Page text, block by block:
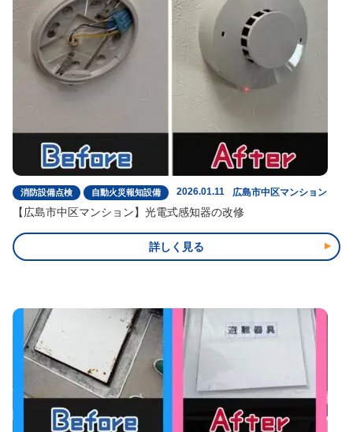
消防設備点検 自動火災報知設備 2026.01.11 広島市中区マンション
【広島市中区マンション】光電式感知器の改修
詳しく見る